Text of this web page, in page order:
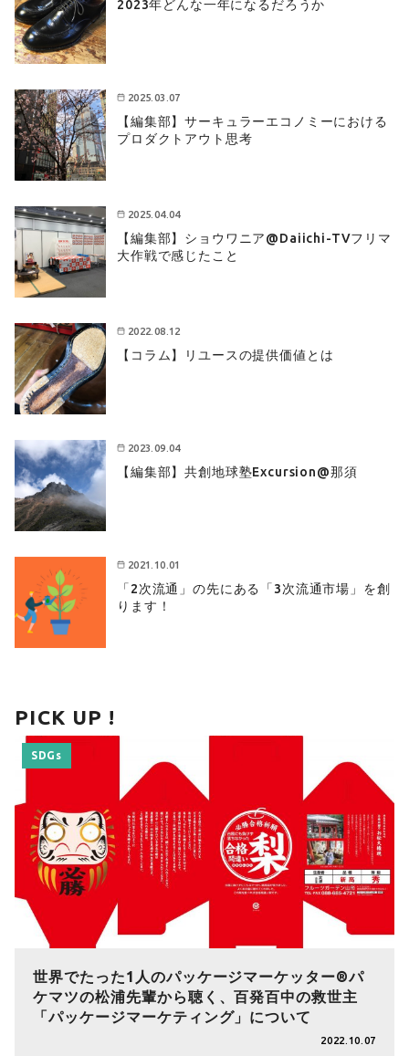
2023年どんな一年になるだろうか
2025.03.07
【編集部】サーキュラーエコノミーにおける
プロダクトアウト思考
2025.04.04
【編集部】ショウワニア@Daiichi-TVフリマ
大作戦で感じたこと
2022.08.12
【コラム】リユースの提供価値とは
2023.09.04
【編集部】共創地球塾Excursion@那須
2021.10.01
「2次流通」の先にある「3次流通市場」を創
ります！
PICK UP !
世界でたった1人のパッケージマーケッター®パ
ケマツの松浦先輩から聴く、百発百中の救世主
「パッケージマーケティング」について
2022.10.07
SDGs